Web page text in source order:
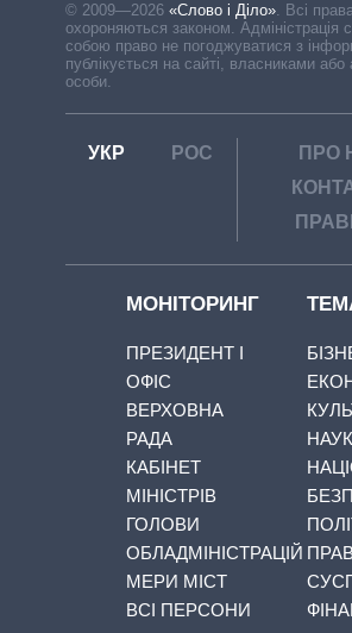
© 2009—2026 «Слово і Діло». Всі
охороняються законом. Адміністрація
собою право не погоджуватися з
публікується на сайті, власниками або
особи.
УКР РОС
ПРО
МОНІТОРИНГ
ПРЕЗИДЕНТ І
ОФІС
ВЕРХОВНА
РАДА
КАБІНЕТ
МІНІСТРІВ
ГОЛОВИ
ОБЛАДМІНІСТРАЦІЙ
МЕРИ МІСТ
ВСІ ПЕРСОНИ